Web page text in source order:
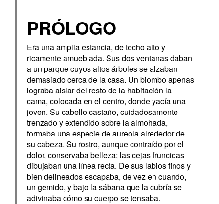
PRÓLOGO
Era una amplia estancia, de techo alto y
ricamente amueblada. Sus dos ventanas daban
a un parque cuyos altos árboles se alzaban
demasiado cerca de la casa. Un biombo apenas
lograba aislar del resto de la habitación la
cama, colocada en el centro, donde yacía una
joven. Su cabello castaño, cuidadosamente
trenzado y extendido sobre la almohada,
formaba una especie de aureola alrededor de
su cabeza. Su rostro, aunque contraído por el
dolor, conservaba belleza; las cejas fruncidas
dibujaban una línea recta. De sus labios finos y
bien delineados escapaba, de vez en cuando,
un gemido, y bajo la sábana que la cubría se
adivinaba cómo su cuerpo se tensaba.